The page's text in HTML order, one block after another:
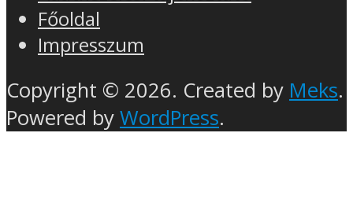
Főoldal
Impresszum
Copyright © 2026. Created by Meks.
Powered by WordPress.